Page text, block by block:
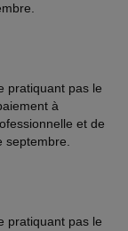
pratiquant pas le
à
et de
pratiquant pas le